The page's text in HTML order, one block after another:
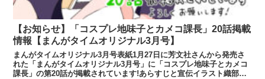
【お知らせ】「コスプレ地味子とカメコ課長」20話掲載
情報【まんがタイムオリジナル3月号】
まんがタイムオリジナル3月号表紙1月27日に芳文社さんから発売さ
れた「まんがタイムオリジナル3月号」に「コスプレ地味子とカメコ
課長」の第20話が掲載されています!あらすじと宣伝イラスト織部課